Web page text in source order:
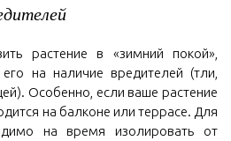
растение в «зимний покой»,
на наличие вредителей (тли,
Особенно, если ваше растение
на балконе или террасе. Для
на время изолировать от